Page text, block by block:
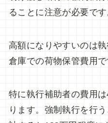
ることに注意が必要です
高額になりやすいのは
倉庫での荷物保管費用で
特に執行補助者の費用
ります。強制執行を行